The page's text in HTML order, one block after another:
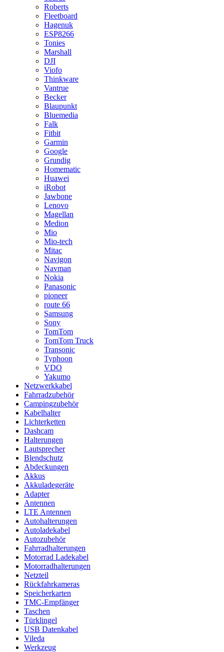
Roberts
Fleetboard
Hagenuk
ESP8266
Tonies
Marshall
DJI
Viofo
Thinkware
Vantrue
Becker
Blaupunkt
Bluemedia
Falk
Fitbit
Garmin
Google
Grundig
Homematic
Huawei
iRobot
Jawbone
Lenovo
Magellan
Medion
Mio
Mio-tech
Mitac
Navigon
Navman
Nokia
Panasonic
pioneer
route 66
Samsung
Sony
TomTom
TomTom Truck
Transonic
Typhoon
VDO
Yakumo
Netzwerkkabel
Fahrradzubehör
Campingzubehör
Kabelhalter
Lichterketten
Dashcam
Halterungen
Lautsprecher
Blendschutz
Abdeckungen
Akkus
Akkuladegeräte
Adapter
Antennen
LTE Antennen
Autohalterungen
Autoladekabel
Autozubehör
Fahrradhalterungen
Motorrad Ladekabel
Motorradhalterungen
Netzteil
Rückfahrkameras
Speicherkarten
TMC-Empfänger
Taschen
Türklingel
USB Datenkabel
Vileda
Werkzeug